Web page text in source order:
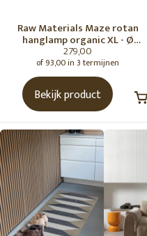
Raw Materials Maze rotan
hanglamp organic XL - Ø
75x31 cm
279,00
of 93,00 in 3 termijnen
Bekijk product